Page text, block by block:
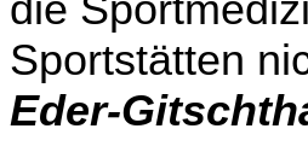
Sportstätten
Eder-